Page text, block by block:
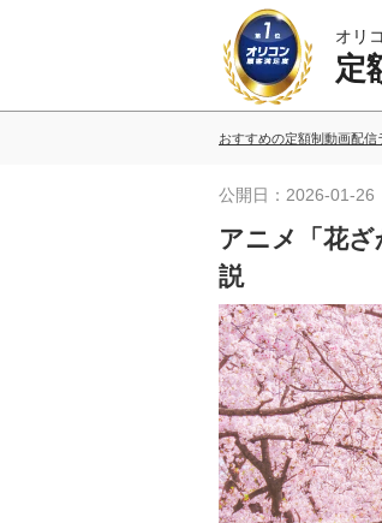
オリ
定
おすすめの定額制動画配信
公開日：2026-01-26
アニメ「花
説